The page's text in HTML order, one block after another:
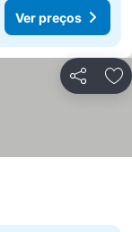
Ver preços
Partilhar